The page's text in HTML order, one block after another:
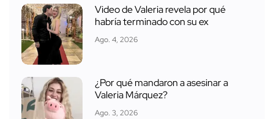
Video de Valeria revela por qué
habría terminado con su ex
Ago. 4, 2026
¿Por qué mandaron a asesinar a
Valeria Márquez?
Ago. 3, 2026